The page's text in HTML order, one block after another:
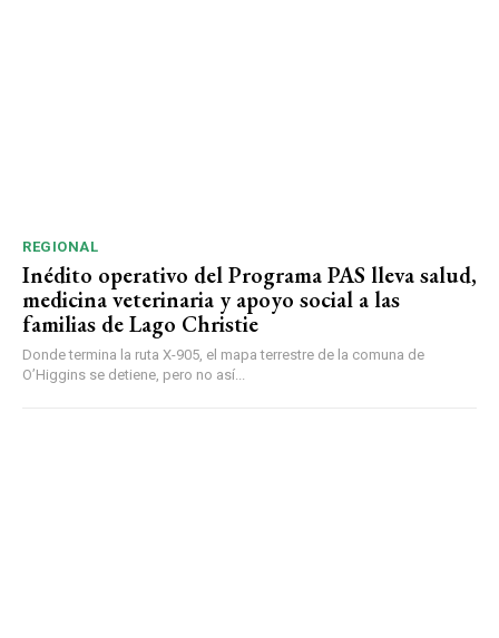
REGIONAL
Inédito operativo del Programa PAS lleva salud,
medicina veterinaria y apoyo social a las
familias de Lago Christie
Donde termina la ruta X-905, el mapa terrestre de la comuna de
O’Higgins se detiene, pero no así...